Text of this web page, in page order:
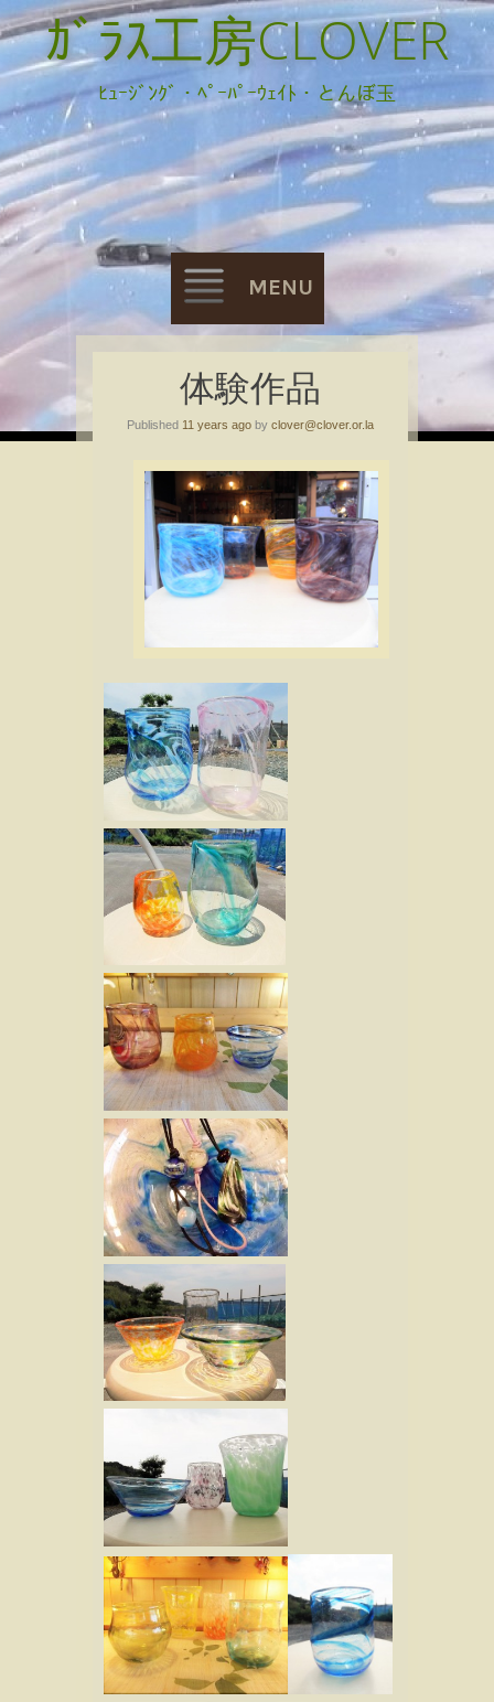
ｶﾞﾗｽ工房CLOVER
ﾋｭｰｼﾞﾝｸﾞ・ﾍﾟｰﾊﾟｰｳｪｲﾄ・とんぼ玉
MENU
Skip
to
体験作品
Published 11 years ago by clover@clover.or.la